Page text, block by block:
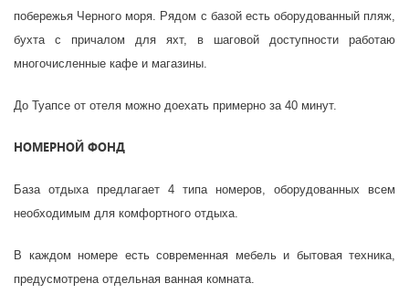
побережья Черного моря. Рядом с базой есть оборудованный пляж,
бухта с причалом для яхт, в шаговой доступности работаю
многочисленные кафе и магазины.
До Туапсе от отеля можно доехать примерно за 40 минут.
НОМЕРНОЙ ФОНД
База отдыха предлагает 4 типа номеров, оборудованных всем
необходимым для комфортного отдыха.
В каждом номере есть современная мебель и бытовая техника,
предусмотрена отдельная ванная комната.